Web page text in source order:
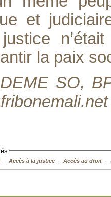
et
la paix
SO,
- Accès à la justice- Accès au droit-